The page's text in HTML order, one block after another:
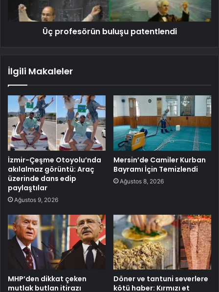
Üç profesörün buluşu patentlendi
İlgili Makaleler
İzmir-Çeşme Otoyolu’nda
akılalmaz görüntü: Araç
üzerinde dans edip
paylaştılar
Ağustos 9, 2026
Mersin’de Camiler Kurban
Bayramı İçin Temizlendi
Ağustos 8, 2026
MHP’den dikkat çeken
mutlak butlan itirazı
Döner ve tantuni severlere
kötü haber: Kırmızı et